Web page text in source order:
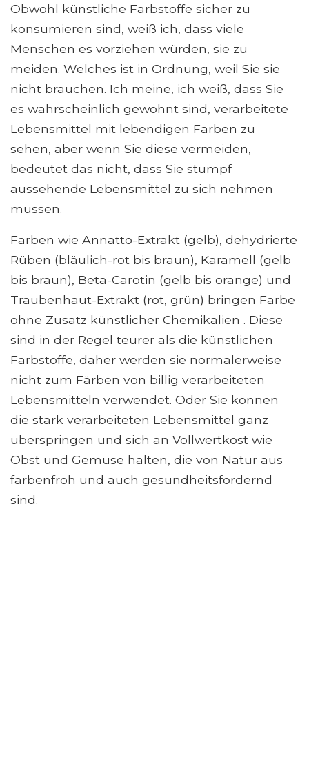
Obwohl künstliche Farbstoffe sicher zu
konsumieren sind, weiß ich, dass viele
Menschen es vorziehen würden, sie zu
meiden. Welches ist in Ordnung, weil Sie sie
nicht brauchen. Ich meine, ich weiß, dass Sie
es wahrscheinlich gewohnt sind, verarbeitete
Lebensmittel mit lebendigen Farben zu
sehen, aber wenn Sie diese vermeiden,
bedeutet das nicht, dass Sie stumpf
aussehende Lebensmittel zu sich nehmen
müssen.
Farben wie Annatto-Extrakt (gelb), dehydrierte
Rüben (bläulich-rot bis braun), Karamell (gelb
bis braun), Beta-Carotin (gelb bis orange) und
Traubenhaut-Extrakt (rot, grün) bringen Farbe
ohne Zusatz künstlicher Chemikalien . Diese
sind in der Regel teurer als die künstlichen
Farbstoffe, daher werden sie normalerweise
nicht zum Färben von billig verarbeiteten
Lebensmitteln verwendet. Oder Sie können
die stark verarbeiteten Lebensmittel ganz
überspringen und sich an Vollwertkost wie
Obst und Gemüse halten, die von Natur aus
farbenfroh und auch gesundheitsfördernd
sind.